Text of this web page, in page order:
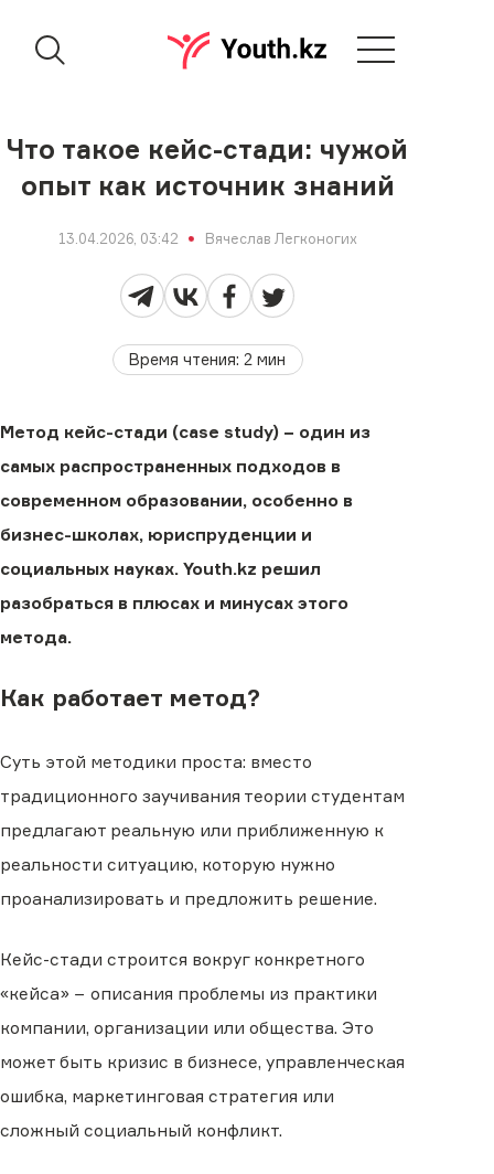
Что такое кейс-стади: чужой
опыт как источник знаний
13.04.2026, 03:42 Вячеслав Легконогих
Время чтения:2 мин
Метод кейс-стади (case study) − один из
самых распространенных подходов в
современном образовании, особенно в
бизнес-школах, юриспруденции и
социальных науках. Youth.kz решил
разобраться в плюсах и минусах этого
метода.
Как работает метод?
Суть этой методики проста: вместо
традиционного заучивания теории студентам
предлагают реальную или приближенную к
реальности ситуацию, которую нужно
проанализировать и предложить решение.
Кейс-стади строится вокруг конкретного
«кейса» − описания проблемы из практики
компании, организации или общества. Это
может быть кризис в бизнесе, управленческая
ошибка, маркетинговая стратегия или
сложный социальный конфликт.